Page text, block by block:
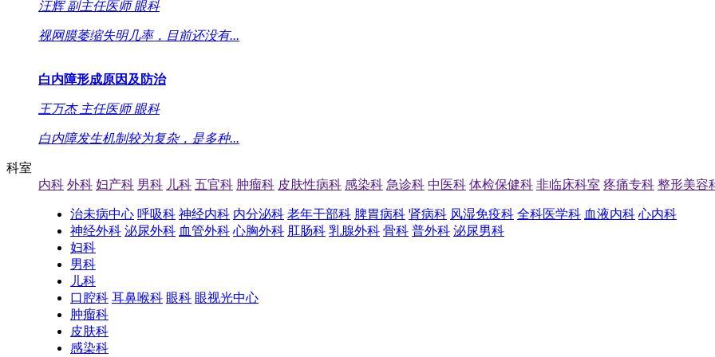
汪辉 副主任医师 眼科
视网膜萎缩失明几率，目前还没有...
白内障形成原因及防治
王万杰 主任医师 眼科
白内障发生机制较为复杂，是多种...
科室
内科 外科 妇产科 男科 儿科 五官科 肿瘤科 皮肤性病科 感染科 急诊科 中医科 体检保健科 非临床科室 疼痛专科 整形美容
治未病中心 呼吸科 神经内科 内分泌科 老年干部科 脾胃病科 肾病科 风湿免疫科 全科医学科 血液内科 心内科
神经外科 泌尿外科 血管外科 心胸外科 肛肠科 乳腺外科 骨科 普外科 泌尿男科
妇科
男科
儿科
口腔科 耳鼻喉科 眼科 眼视光中心
肿瘤科
皮肤科
感染科